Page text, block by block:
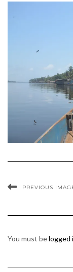
PREVIOUS
You must belogged